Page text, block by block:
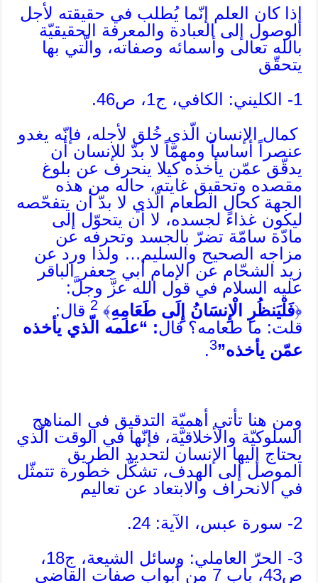
إذا كان العلم إنّما يُطلب في حقيقته لأجل
الوصول إلى العبادة والمعرفة الحقيقيّة
بالله تعالى وأسمائه وصفاته، والّتي بها
يتحقّق
1- الكليني: الكافي، ج1، ص46.
كمال الإنسان الّذي خُلق لأجله، فإنّه يغدو
عنصراً أساساً ومهمّاً لا بدّ للإنسان أن
يدقّق عمّن يأخذه كيلا ينحرف عن بلوغ
مقصده وتحقيق غايته، حاله من هذه
الجهة كحال الطعام الّذي لا بدّ أن يتفحّصه
ليكون غذاءً لجسده، لا أن يتحوّل إلى
مادّة سامّة تضرّ بالجسد وتحرفه عن
مزاجه الصحيح والسليم… ولذا ورد عن
زيد الشحّام عن الإمام أبي جعفر الباقر
عليه السلام في قول الله عزَّ وجلَّ:
﴿فَلْيَنظُرِ الْإِنسَانُ إِلَى طَعَامِهِ﴾2قال:
قلت: ما طعامه؟ قال: “علمه الّذي يأخذه
عمّن يأخذه”3
.
ومن هنا تأتي أهميّة التدقيق في المناهج
السلوكيّة والأخلاقيّة، فإنّها في الوقت الّذي
يحتاج إليها الإنسان لتحديد الطريق
الموصل إلى الهدف، تشكّل خطورة تتمثّل
في الانحراف والابتعاد عن تعاليم
2- سورة عبس، الآية: 24.
3- الحرّ العاملي: وسائل الشيعة، ج18،
ص43، باب 7 من أبواب صفات القاضي